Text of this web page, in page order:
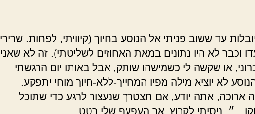
עד ששוב פניתי אל הנוסע בחיוך (קיוויתי, לפחות. שרירי
וכבר לא היו נתונים במאת האחוזים לשליטתי). זה לא שאני
או שקשה לי כשמישהו שותק, אבל באותו יום הרגשתי
לא יוציא מילה מפיו המחייך-ללא-חיוך מוחי יתפקע.
ארוכה, אתה יודע, אם תצטרך שנעצור לרגע כדי שתוכל
ניסיתי לקרוץ, אך העפעף שלי רטט.